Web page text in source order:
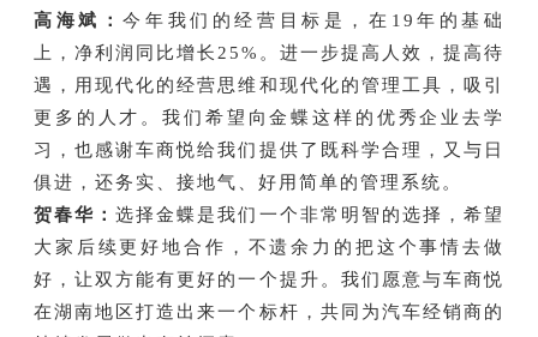
高海斌：今年我们的经营目标是，在19年的基础
上，净利润同比增长25%。进一步提高人效，提高待
遇，用现代化的经营思维和现代化的管理工具，吸引
更多的人才。我们希望向金蝶这样的优秀企业去学
习，也感谢车商悦给我们提供了既科学合理，又与日
俱进，还务实、接地气、好用简单的管理系统。
贺春华：选择金蝶是我们一个非常明智的选择，希望
大家后续更好地合作，不遗余力的把这个事情去做
好，让双方能有更好的一个提升。我们愿意与车商悦
在湖南地区打造出来一个标杆，共同为汽车经销商的